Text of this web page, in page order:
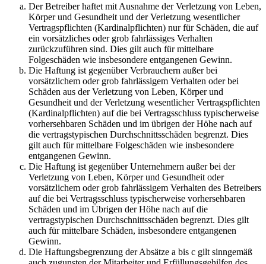
Der Betreiber haftet mit Ausnahme der Verletzung von Leben,
Körper und Gesundheit und der Verletzung wesentlicher
Vertragspflichten (Kardinalpflichten) nur für Schäden, die auf
ein vorsätzliches oder grob fahrlässiges Verhalten
zurückzuführen sind. Dies gilt auch für mittelbare
Folgeschäden wie insbesondere entgangenen Gewinn.
Die Haftung ist gegenüber Verbrauchern außer bei
vorsätzlichem oder grob fahrlässigem Verhalten oder bei
Schäden aus der Verletzung von Leben, Körper und
Gesundheit und der Verletzung wesentlicher Vertragspflichten
(Kardinalpflichten) auf die bei Vertragsschluss typischerweise
vorhersehbaren Schäden und im übrigen der Höhe nach auf
die vertragstypischen Durchschnittsschäden begrenzt. Dies
gilt auch für mittelbare Folgeschäden wie insbesondere
entgangenen Gewinn.
Die Haftung ist gegenüber Unternehmern außer bei der
Verletzung von Leben, Körper und Gesundheit oder
vorsätzlichem oder grob fahrlässigem Verhalten des Betreibers
auf die bei Vertragsschluss typischerweise vorhersehbaren
Schäden und im Übrigen der Höhe nach auf die
vertragstypischen Durchschnittsschäden begrenzt. Dies gilt
auch für mittelbare Schäden, insbesondere entgangenen
Gewinn.
Die Haftungsbegrenzung der Absätze a bis c gilt sinngemäß